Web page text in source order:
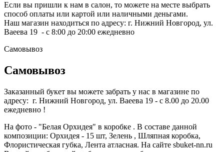
Если вы пришли к нам в салон, то можете на месте выбрать
способ оплаты или картой или наличными деньгами.
Наш магазин находиться по адресу: г. Нижний Новгород, ул.
Ваеева 19 - с 8:00 до 20:00 ежедневно
Самовывоз
Самовывоз
Заказанный букет вы можете забрать у нас в магазине по
адресу: г. Нижний Новгород, ул. Ваеева 19 - с 8.00 до 20.00
ежедневно !
На фото - "Белая Орхидея" в коробке . В составе данной
композиции: Орхидея - 15 шт, Зелень , Шляпная коробка,
Флористическая губка, Лента атласная. На сайте sbuket-nn.ru